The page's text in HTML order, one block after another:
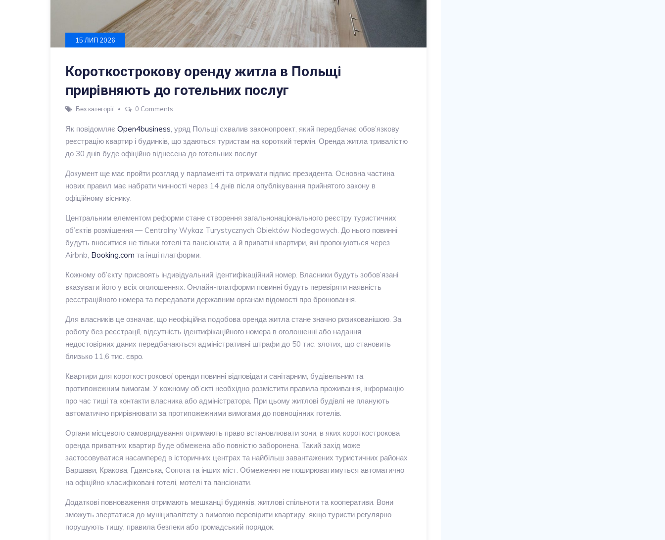
15 ЛИП 2026
Короткострокову оренду житла в Польщі
прирівняють до готельних послуг
Без категорії 0 Comments
Як повідомляє Оpen4business, уряд Польщі схвалив законопроект, який передбачає обов’язкову
реєстрацію квартир і будинків, що здаються туристам на короткий термін. Оренда житла тривалістю
до 30 днів буде офіційно віднесена до готельних послуг.
Документ ще має пройти розгляд у парламенті та отримати підпис президента. Основна частина
нових правил має набрати чинності через 14 днів після опублікування прийнятого закону в
офіційному віснику.
Центральним елементом реформи стане створення загальнонаціонального реєстру туристичних
об’єктів розміщення — Centralny Wykaz Turystycznych Obiektów Noclegowych. До нього повинні
будуть вноситися не тільки готелі та пансіонати, а й приватні квартири, які пропонуються через
Airbnb, Booking.com та інші платформи.
Кожному об’єкту присвоять індивідуальний ідентифікаційний номер. Власники будуть зобов’язані
вказувати його у всіх оголошеннях. Онлайн-платформи повинні будуть перевіряти наявність
реєстраційного номера та передавати державним органам відомості про бронювання.
Для власників це означає, що неофіційна подобова оренда житла стане значно ризикованішою. За
роботу без реєстрації, відсутність ідентифікаційного номера в оголошенні або надання
недостовірних даних передбачаються адміністративні штрафи до 50 тис. злотих, що становить
близько 11,6 тис. євро.
Квартири для короткострокової оренди повинні відповідати санітарним, будівельним та
протипожежним вимогам. У кожному об’єкті необхідно розмістити правила проживання, інформацію
про час тиші та контакти власника або адміністратора. При цьому житлові будівлі не планують
автоматично прирівнювати за протипожежними вимогами до повноцінних готелів.
Органи місцевого самоврядування отримають право встановлювати зони, в яких короткострокова
оренда приватних квартир буде обмежена або повністю заборонена. Такий захід може
застосовуватися насамперед в історичних центрах та найбільш завантажених туристичних районах
Варшави, Кракова, Гданська, Сопота та інших міст. Обмеження не поширюватимуться автоматично
на офіційно класифіковані готелі, мотелі та пансіонати.
Додаткові повноваження отримають мешканці будинків, житлові спільноти та кооперативи. Вони
зможуть звертатися до муніципалітету з вимогою перевірити квартиру, якщо туристи регулярно
порушують тишу, правила безпеки або громадський порядок.